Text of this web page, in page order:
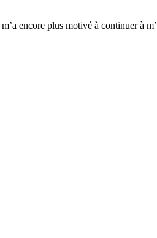
encore plus motivé à continuer à